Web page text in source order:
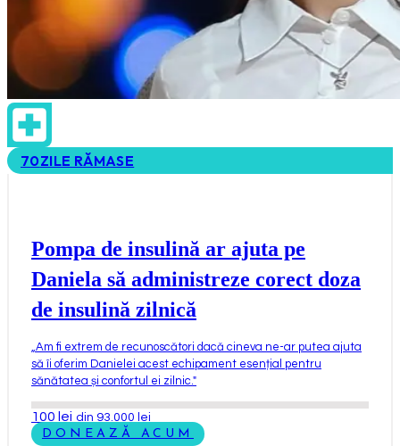
70ZILE RĂMASE
Pompa de insulină ar ajuta pe
Daniela să administreze corect doza
de insulină zilnică
Am fi extrem de recunoscători dacă cineva ne-ar putea ajuta
să îi oferim Danielei acest echipament esențial pentru
sănătatea și confortul ei zilnic. "
100 lei din 93.000 lei
DONEAZĂ ACUM